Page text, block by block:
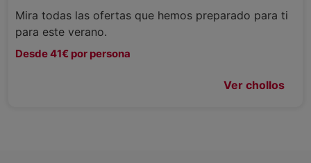
Mira todas las ofertas que hemos preparado para ti
para este verano.
Desde 41€ por persona
Ver chollos